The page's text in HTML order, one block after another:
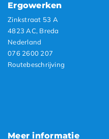
Ergowerken
Zinkstraat 53 A
4823 AC, Breda
Nederland
076 2600 207
Routebeschrijving
Meer informatie